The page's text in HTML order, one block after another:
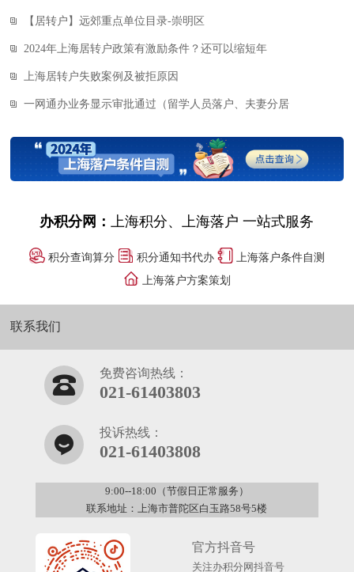
【居转户】远郊重点单位目录-崇明区
2024年上海居转户政策有激励条件？还可以缩短年
上海居转户失败案例及被拒原因
一网通办业务显示审批通过（留学人员落户、夫妻分居
办积分网： 上海积分、上海落户 一站式服务
积分查询算分 积分通知书代办
上海落户条件自测
上海落户方案策划
联系我们
免费咨询热线：
021-61403803
投诉热线：
021-61403808
9:00--18:00（节假日正常服务）
联系地址：上海市普陀区白玉路58号5楼
官方抖音号
关注办积分网抖音号